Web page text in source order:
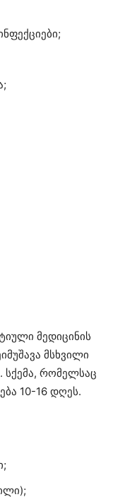
მედიცინის
მსხვილი
სქემა, რომელსაც
10-16 დღეს.